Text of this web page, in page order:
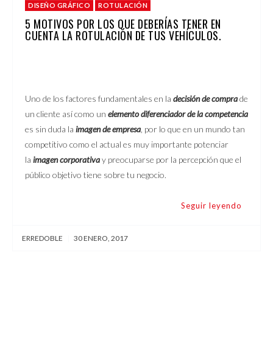
CONTACTO
DISEÑO GRÁFICO ROTULACIÓN
5 MOTIVOS POR LOS QUE DEBERÍAS TENER EN
CUENTA LA ROTULACIÓN DE TUS VEHÍCULOS.
Uno de los factores fundamentales en la decisión de comprade
un cliente así como un elemento diferenciador de la competencia
es sin duda la imagen de empresa , por lo que en un mundo tan
competitivo como el actual es muy importante potenciar
la imagen corporativay preocuparse por la percepción que el
público objetivo tiene sobre tu negocio.
Seguir leyendo
ERREDOBLE 30 ENERO, 2017